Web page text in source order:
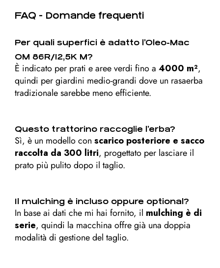
FAQ - Domande frequenti
Per quali superfici è adatto l’Oleo-Mac
OM 86R/12,5K M?
È indicato per prati e aree verdi fino a 4000 m²,
quindi per giardini medio-grandi dove un rasaerba
tradizionale sarebbe meno efficiente.
Questo trattorino raccoglie l’erba?
Sì, è un modello con scarico posteriore e sacco
raccolta da 300 litri, progettato per lasciare il
prato più pulito dopo il taglio.
Il mulching è incluso oppure optional?
In base ai dati che mi hai fornito, il mulching è di
serie, quindi la macchina offre già una doppia
modalità di gestione del taglio.